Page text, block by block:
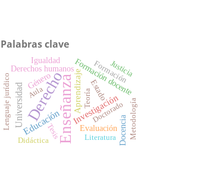
Palabras clave
Enseñanza
Derecho
Educación
Universidad Investigación
Aprendizaje
Formación docente
Género
Evaluación
Formación
Estado
Docencia
Derechos humanos Justicia
Igualdad
Lenguaje jurídico Metodología
Tesis Literatura
Didáctica
Teoría
Doctorado
Aula